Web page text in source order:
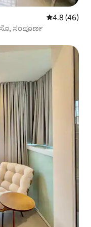
5 ರಲ್ಲಿ 4.8
4.8 (46)
ಸಂಪೂರ್ಣ